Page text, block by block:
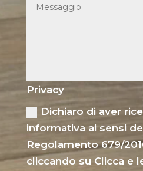
Privacy
Dichiaro di aver
informativa ai sensi
Regolamento 679/
cliccando su Clicca e